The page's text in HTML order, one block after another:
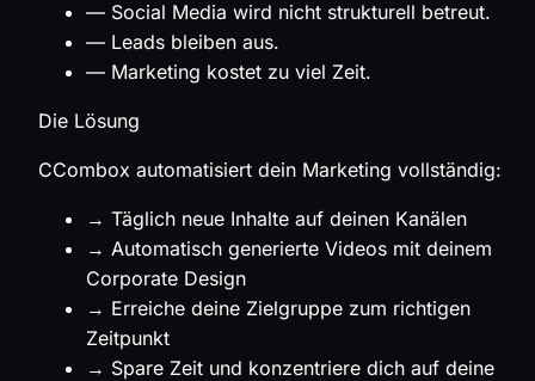
— Social Media wird nicht strukturell betreut.
— Leads bleiben aus.
— Marketing kostet zu viel Zeit.
Die Lösung
CCombox automatisiert dein Marketing vollständig:
→ Täglich neue Inhalte auf deinen Kanälen
→ Automatisch generierte Videos mit deinem
Corporate Design
→ Erreiche deine Zielgruppe zum richtigen
Zeitpunkt
→ Spare Zeit und konzentriere dich auf deine